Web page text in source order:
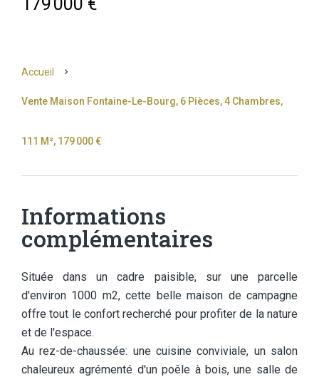
Accueil
Vente Maison Fontaine-Le-Bourg, 6 Pièces, 4 Chambres,
111 M², 179 000 €
Informations
complémentaires
Située dans un cadre paisible, sur une parcelle
d'environ 1000 m2, cette belle maison de campagne
offre tout le confort recherché pour profiter de la nature
et de l'espace.
Au rez-de-chaussée: une cuisine conviviale, un salon
chaleureux agrémenté d'un poêle à bois, une salle de